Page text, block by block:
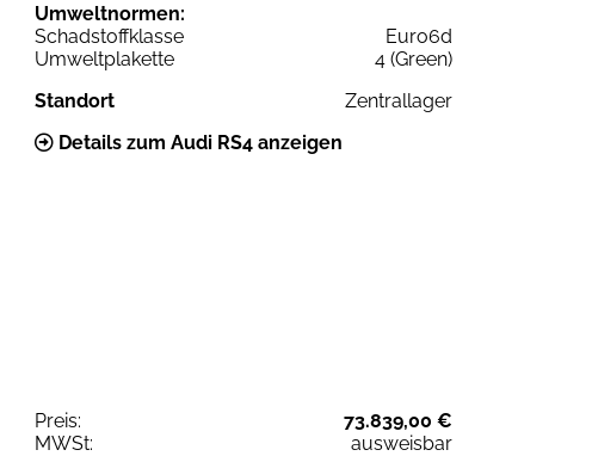
Umweltnormen:
Schadstoffklasse
Euro6d
Umweltplakette
4 (Green)
Standort
Zentrallager
Details zum Audi RS4 anzeigen
Preis:
73.839,00 €
MWSt:
ausweisbar